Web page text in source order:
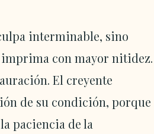
interminable, sino
con mayor nitidez.
El creyente
de su condición, porque
paciencia de la